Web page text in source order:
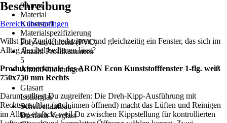
90 mm
Material
Kunststoff
Materialspezifizierung
Polyvinylchlorid (PVC)
Anzahl Profilkammern
5
Anzahl Dichtungen
2
Glasart
Isolierglas
Scheibenaufbau
Dreifach Verglast
Beschreibung
Bereich überspringen
Willst Du Zugluft reduzieren und gleichzeitig ein Fenster, das sich im
Alltag flexibel bedienen lässt?
Produktmerkmale des ARON Econ Kunststofffenster 1-flg. weiß
750x750 mm Rechts
Darum solltest Du zugreifen: Die Dreh-Kipp-Ausführung mit
Rechtsanschlag (nach innen öffnend) macht das Lüften und Reinigen
im Alltag einfach, weil Du zwischen Kippstellung für kontrollierten